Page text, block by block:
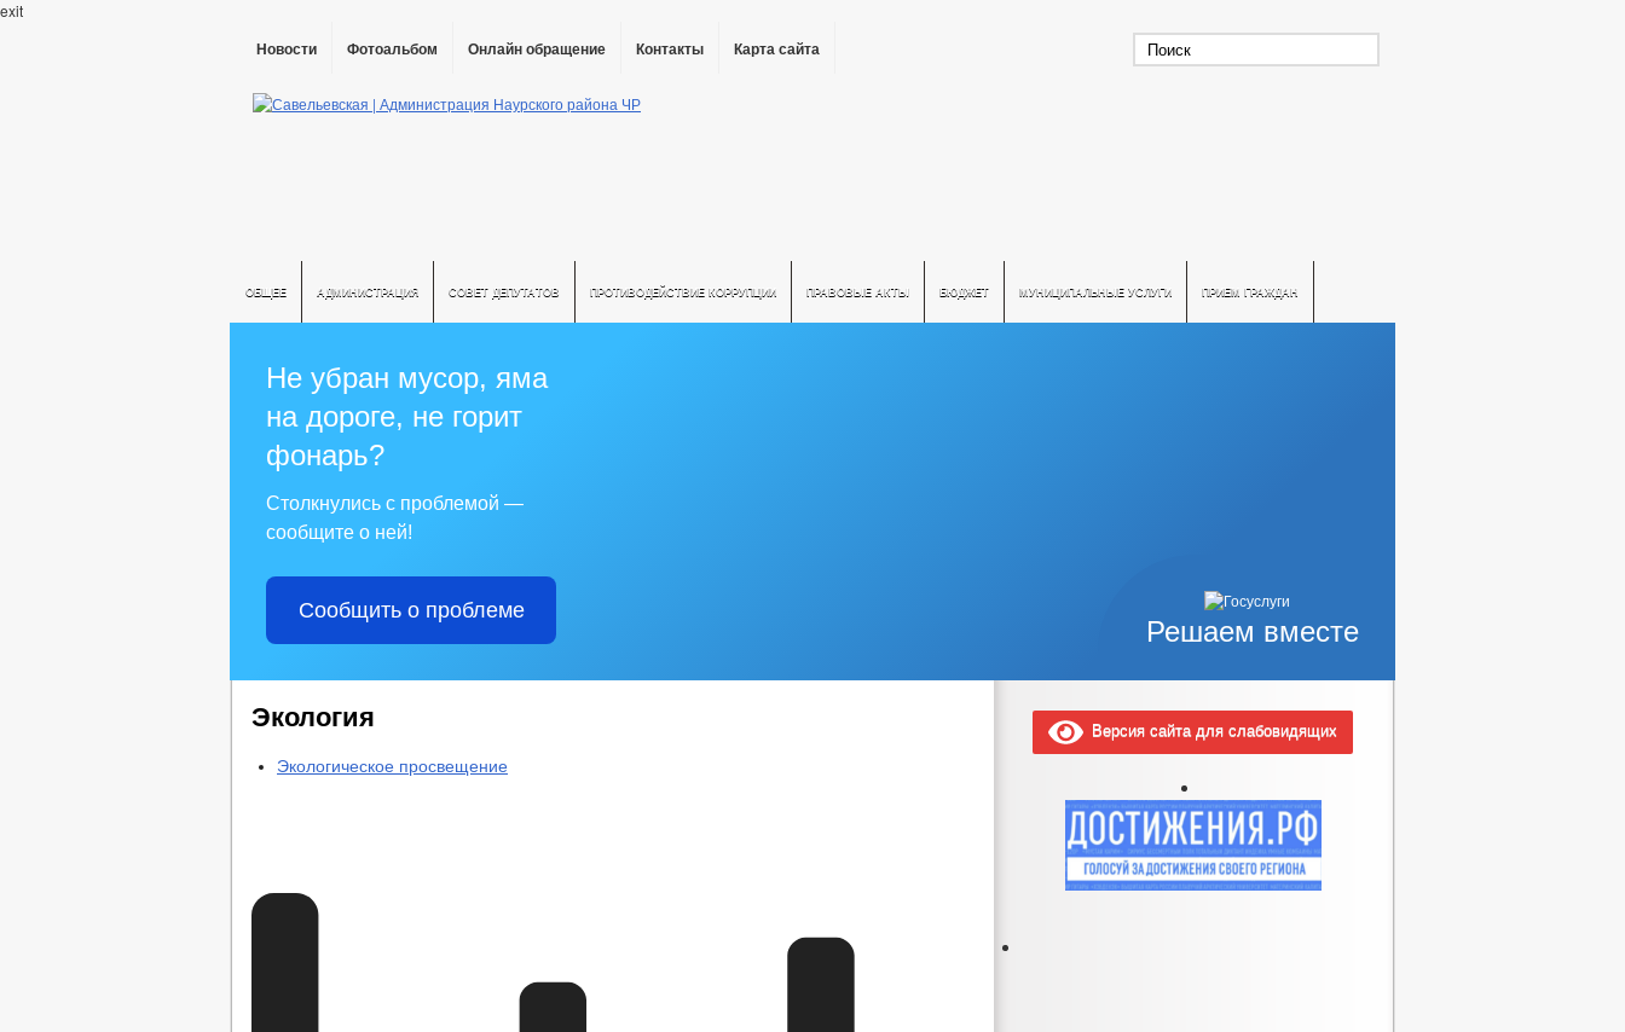
exit
Новости Фотоальбом Онлайн обращение Контакты Карта сайта
ОБЩЕЕ АДМИНИСТРАЦИЯ СОВЕТ ДЕПУТАТОВ ПРОТИВОДЕЙСТВИЕ КОРРУПЦИИ ПРАВОВЫЕ АКТЫ БЮДЖЕТ МУНИЦИПАЛЬНЫЕ УСЛУГИ ПРИЕМ ГРАЖДАН
Решаем вместе
Не убран мусор, яма
на дороге, не горит
фонарь?
Столкнулись с проблемой —
сообщите о ней!
Сообщить о проблеме
Экология
Экологическое просвещение
Версия сайта для слабовидящих